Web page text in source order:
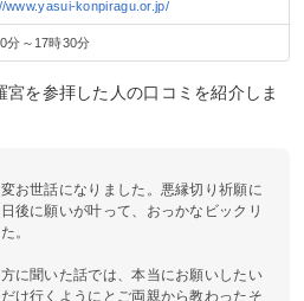
www.yasui-konpiragu.or.jp/
分～17時30分
を参拝した人の口コミを紹介しま
お世話になりました。悪縁切り祈願に
後に願いが叶って、おっかなビックリ
。
に聞いた話では、本当にお願いしたい
け行くようにとご両親から教わったそ